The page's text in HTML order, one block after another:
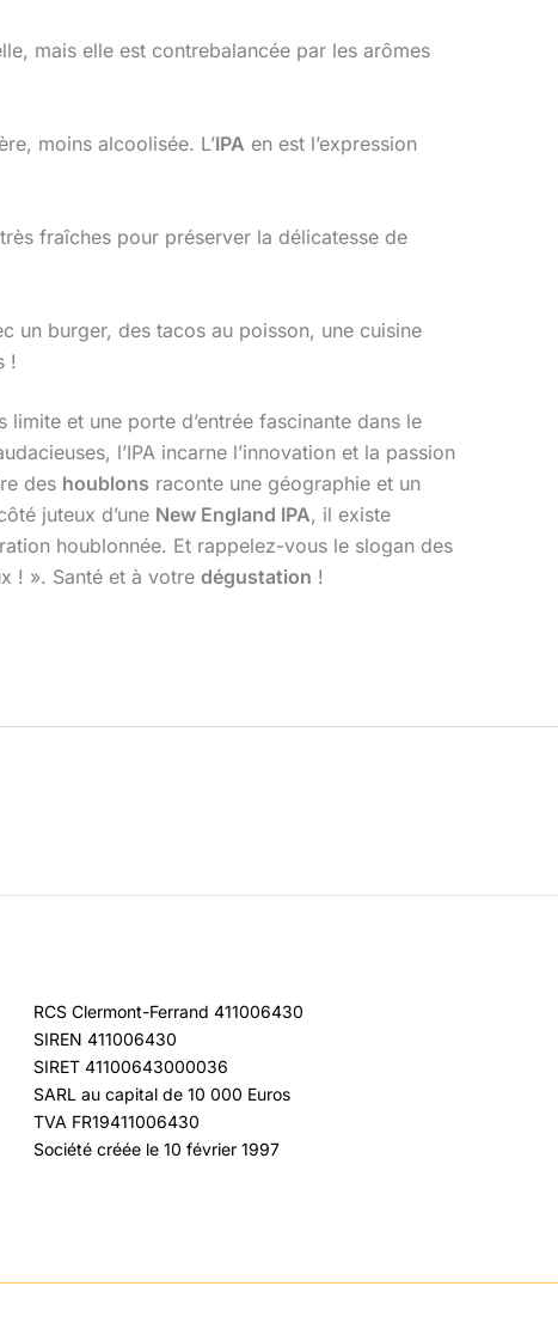
mais elle est contrebalancée par les arômes
moins alcoolisée. L’IPA en est l’expression
fraîches pour préserver la délicatesse de
un burger, des tacos au poisson, une cuisine
!
limite et une porte d’entrée fascinante dans le
l’IPA incarne l’innovation et la passion
des houblons raconte une géographie et un
juteux d’une New England IPA, il existe
houblonnée. Et rappelez-vous le slogan des
! ». Santé et à votre dégustation !
RCS Clermont-Ferrand 411006430
SIREN 411006430
SIRET 41100643000036
SARL au capital de 10 000 Euros
TVA FR19411006430
Société créée le 10 février 1997